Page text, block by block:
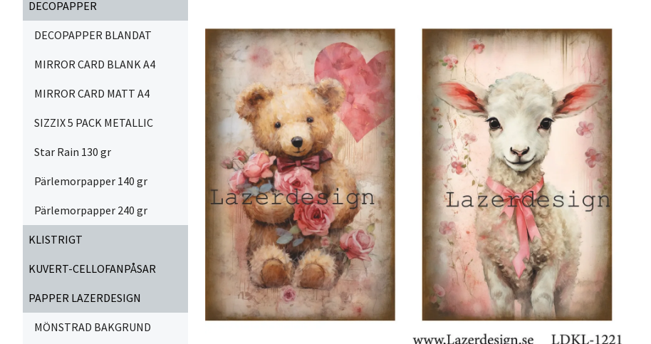
DECOPAPPER
DECOPAPPER BLANDAT
MIRROR CARD BLANK A4
MIRROR CARD MATT A4
SIZZIX 5 PACK METALLIC
Star Rain 130 gr
Pärlemorpapper 140 gr
Pärlemorpapper 240 gr
KLISTRIGT
KUVERT-CELLOFANPÅSAR
PAPPER LAZERDESIGN
MÖNSTRAD BAKGRUND